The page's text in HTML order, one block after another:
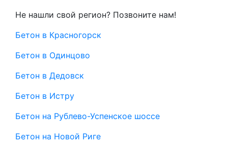
Не нашли свой регион? Позвоните нам!
Бетон в Красногорск
Бетон в Одинцово
Бетон в Дедовск
Бетон в Истру
Бетон на Рублево-Успенское шоссе
Бетон на Новой Риге